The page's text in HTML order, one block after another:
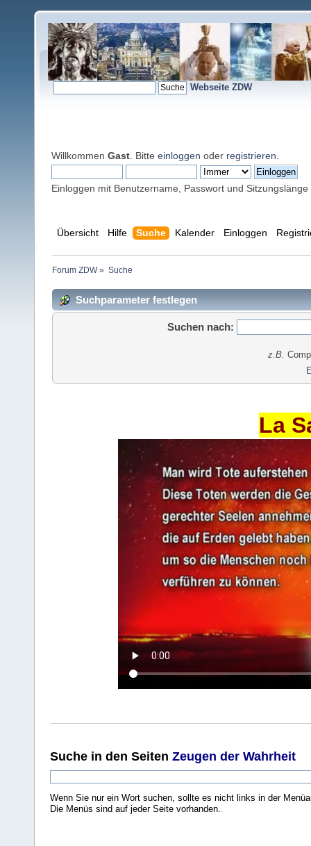
Webseite ZDW
Willkommen Gast . Bitte einloggen oder registrieren
Einloggen mit Benutzername, Passwort und Sitzungslänge
Übersicht Hilfe Suche Kalender Einloggen
Forum ZDW» Suche
Suchparameter festlegen
Suchen nach:
z.B.
La
Suche in den Seiten Zeugen der Wahrheit
Wenn Sie nur ein Wort suchen, sollte es nicht links in der
Die Menüs sind auf jeder Seite vorhanden..